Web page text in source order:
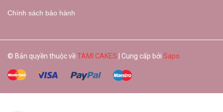
Chính sách bảo hành
© Bản quyền thuộc vềTAMI CAKES | Cung cấp bởi Sapo